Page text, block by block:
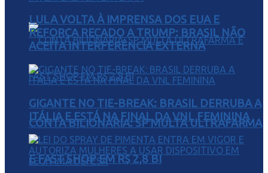
CONTA BILIONÁRIA: SP MULTA ULTRAFARMA
E FAST SHOP EM R$ 2,8 BI
LULA VOLTA À IMPRENSA DOS EUA E
REFORÇA RECADO A TRUMP: BRASIL NÃO
ACEITA INTERFERÊNCIA EXTERNA
GIGANTE NO TIE-BREAK: BRASIL DERRUBA A
ITÁLIA E ESTÁ NA FINAL DA VNL FEMININA